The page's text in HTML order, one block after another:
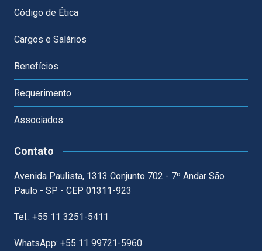
Código de Ética
Cargos e Salários
Benefícios
Requerimento
Associados
Contato
Avenida Paulista, 1313 Conjunto 702 - 7º Andar São
Paulo - SP - CEP 01311-923
Tel.: +55 11 3251-5411
WhatsApp: +55 11 99721-5960